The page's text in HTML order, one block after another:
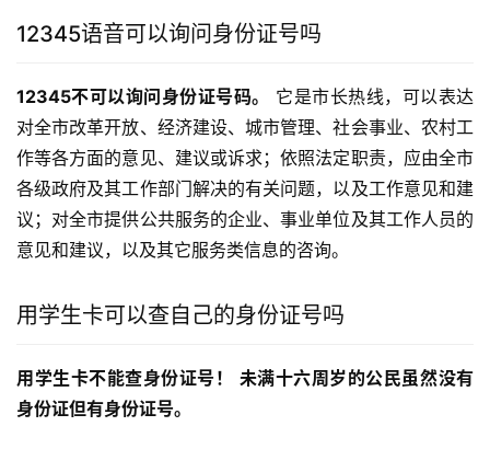
12345语音可以询问身份证号吗
12345不可以询问身份证号码。
它是市长热线，可以表达
对全市改革开放、经济建设、城市管理、社会事业、农村工
作等各方面的意见、建议或诉求；依照法定职责，应由全市
各级政府及其工作部门解决的有关问题，以及工作意见和建
议；对全市提供公共服务的企业、事业单位及其工作人员的
意见和建议，以及其它服务类信息的咨询。
用学生卡可以查自己的身份证号吗
用学生卡不能查身份证号！
未满十六周岁的公民虽然没有
身份证但有身份证号。